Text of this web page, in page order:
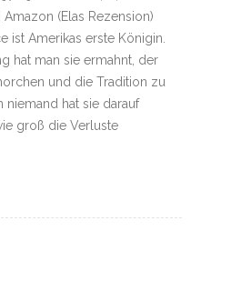
(Elas Rezension)
ist Amerikas erste Königin.
hat man sie ermahnt, der
und die Tradition zu
niemand hat sie darauf
groß die Verluste